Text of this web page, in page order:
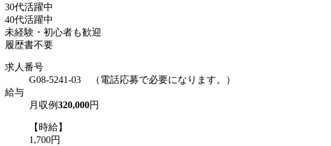
30代活躍中
40代活躍中
未経験・初心者も歓迎
履歴書不要
求人番号
G08-5241-03 （電話応募で必要になります。）
給与
月収例320,000円
【時給】
1,700円